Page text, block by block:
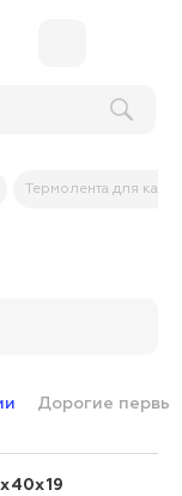
Термолента для касс
Дорогие